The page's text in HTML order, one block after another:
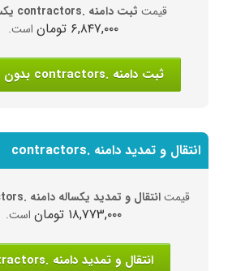
قیمت ثبت دامنه .contractors یکساله
۶,۸۴۷,۰۰۰ تومان است.
ثبت دامنه .contractors بدون تخفیف
انتقال و تمدید دامنه .contractors
قیمتانتقال و تمدید یکساله دامنه .contractors
۱۸,۷۷۳,۰۰۰ تومان است.
انتقال و تمدید دامنه .contractors